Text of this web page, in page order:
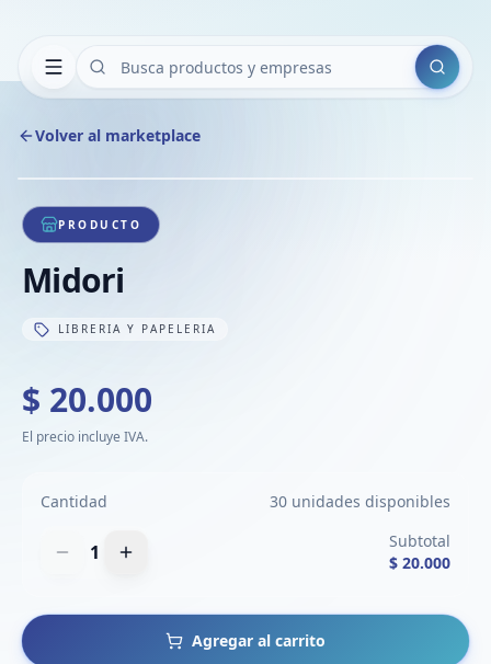
Buscar
Volver al marketplace
1/1
PRODUCTO
Midori
LIBRERIA Y PAPELERIA
$ 20.000
El precio incluye IVA.
Cantidad 30 unidades disponibles
1
Subtotal
$ 20.000
Agregar al carrito